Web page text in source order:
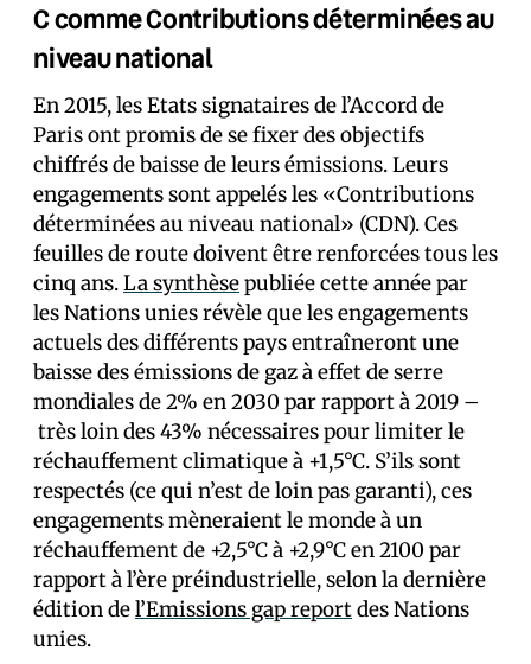
C comme Contributions déterminées au
niveau national
En 2015, les Etats signataires de l’Accord de
Paris ont promis de se fixer des objectifs
chiffrés de baisse de leurs émissions. Leurs
engagements sont appelés les «Contributions
déterminées au niveau national» (CDN). Ces
feuilles de route doivent être renforcées tous les
cinq ans.La synthèsepubliée cette année par
les Nations unies révèle que les engagements
actuels des différents pays entraîneront une
baisse des émissions de gaz à effet de serre
mondiales de 2% en 2030 par rapport à 2019 –
très loin des 43% nécessaires pour limiter le
réchauffement climatique à +1,5°C. S’ils sont
respectés (ce qui n’est de loin pas garanti), ces
engagements mèneraient le monde à un
réchauffement de +2,5°C à +2,9°C en 2100 par
rapport à l’ère préindustrielle, selon la dernière
édition del’Emissions gap reportdes Nations
unies.